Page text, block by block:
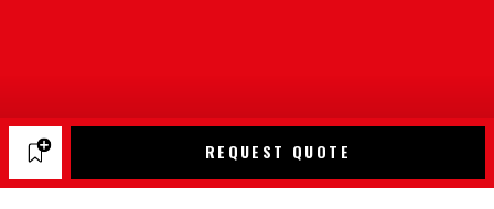
REQUEST QUOTE